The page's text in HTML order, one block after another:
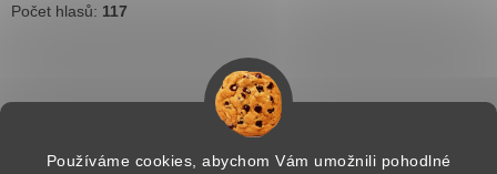
Používáme cookies, abychom Vám umožnili pohodlné
Počet hlasů: 117